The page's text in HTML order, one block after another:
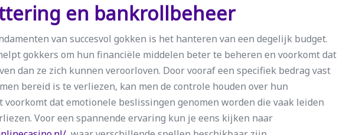
en bankrollbeheer
van succesvol gokken is het hanteren van een degelijk budget.
gokkers om hun financiële middelen beter te beheren en voorkomt dat
dan ze zich kunnen veroorloven. Door vooraf een specifiek bedrag vast
bereid is te verliezen, kan men de controle houden over hun
voorkomt dat emotionele beslissingen genomen worden die vaak leiden
Voor een spannende ervaring kun je eens kijken naar